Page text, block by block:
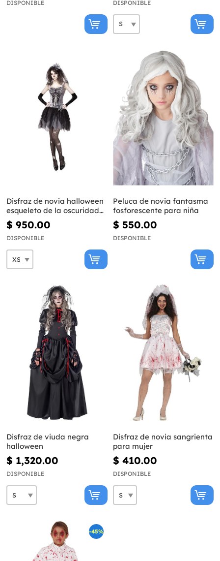
DISPONIBLE DISPONIBLE
Disfraz de novia halloween
esqueleto de la oscuridad
sexy para mujer
$ 950.00
DISPONIBLE
Peluca de novia fantasma
fosforescente para niña
$ 550.00
DISPONIBLE
Disfraz de viuda negra
halloween
$ 1,320.00
DISPONIBLE
Disfraz de novia sangrienta
para mujer
$ 410.00
DISPONIBLE
-45%